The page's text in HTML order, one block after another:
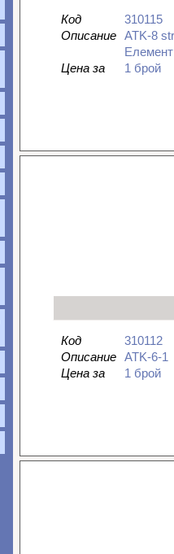
Код
310115
Описание
ATK-8
Елемент
Цена за
1 брой
Код
310112
Описание
ATK-6-1
Цена за
1 брой